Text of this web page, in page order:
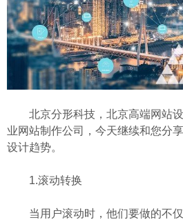
北京分形科技，北京高端网站设
业网站制作公司，今天继续和您分
设计趋势。
1.滚动转换
当用户滚动时，他们要做的不仅